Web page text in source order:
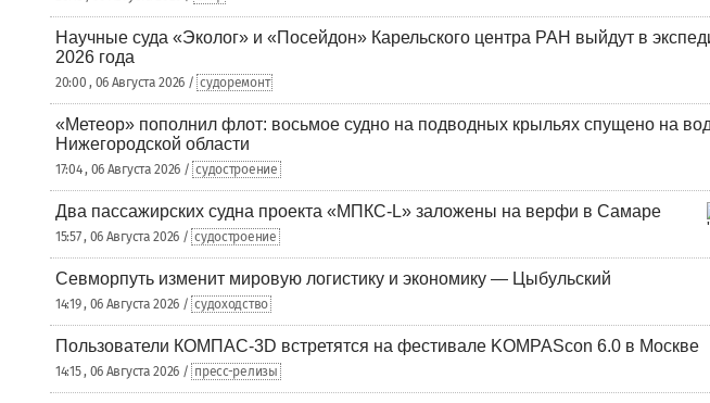
Научные суда «Эколог» и «Посейдон» Карельского центра РАН выйдут в
2026 года
20:00 , 06 Августа 2026 / судоремонт
«Метеор» пополнил флот: восьмое судно на подводных крыльях спущено на
Нижегородской области
17:04 , 06 Августа 2026 / судостроение
Два пассажирских судна проекта «МПКС-L» заложены на верфи в Самаре
15:57 , 06 Августа 2026 / судостроение
Севморпуть изменит мировую логистику и экономику — Цыбульский
14:19 , 06 Августа 2026 / судоходство
Пользователи КОМПАС-3D встретятся на фестивале KOMPAScon 6.0 в Москве
14:15 , 06 Августа 2026 / пресс-релизы